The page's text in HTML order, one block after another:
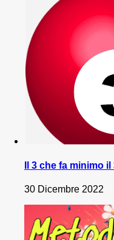
Il 3 che fa minimo
30 Dicembre 2022